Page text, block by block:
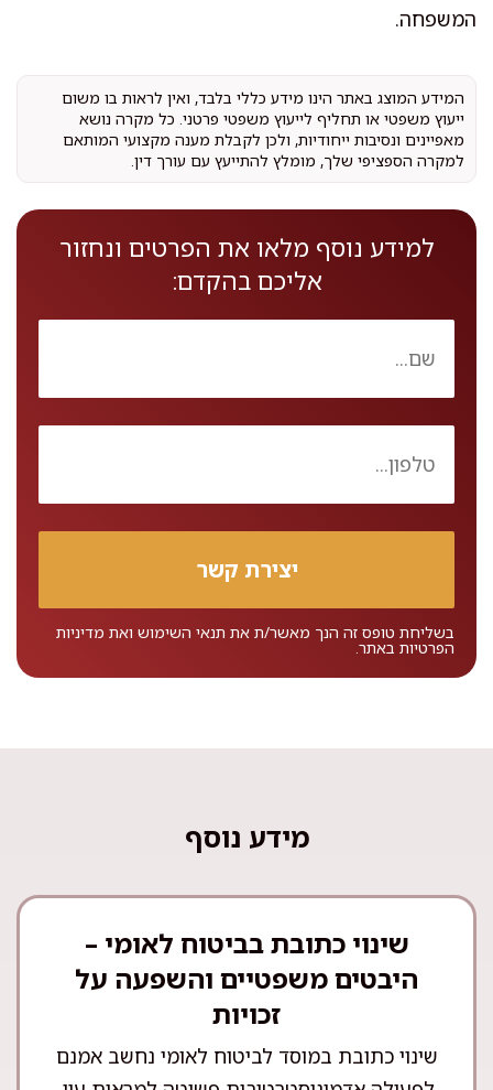
המשפחה.
המידע המוצג באתר הינו מידע כללי בלבד, ואין לראות בו משום
ייעוץ משפטי או תחליף לייעוץ משפטי פרטני. כל מקרה נושא
מאפיינים ונסיבות ייחודיות, ולכן לקבלת מענה מקצועי המותאם
למקרה הספציפי שלך, מומלץ להתייעץ עם עורך דין.
למידע נוסף מלאו את הפרטים ונחזור
אליכם בהקדם:
בשליחת טופס זה הנך מאשר/ת את תנאי השימוש ואת מדיניות
הפרטיות באתר.
מידע נוסף
שינוי כתובת בביטוח לאומי –
היבטים משפטיים והשפעה על
זכויות
שינוי כתובת במוסד לביטוח לאומי נחשב אמנם